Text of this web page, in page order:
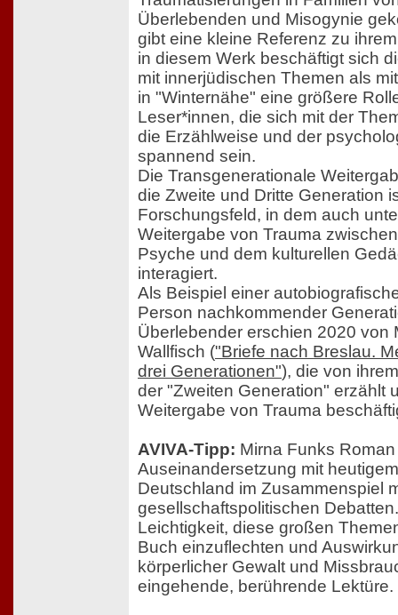
Überlebenden und Misogynie
gibt eine kleine Referenz zu
in diesem Werk beschäftigt sich
mit innerjüdischen Themen als
in "Winternähe" eine größere
Leser*innen, die sich mit der
die Erzählweise und der
spannend sein.
Die Transgenerationale
die Zweite und Dritte Generation
Forschungsfeld, in dem auch
Weitergabe von Trauma
Psyche und dem kulturellen
interagiert.
Als Beispiel einer
Person nachkommender
Überlebender erschien 2020 von
Wallfisch ("Briefe nach Breslau.
drei Generationen"), die von
der "Zweiten Generation" erzählt
Weitergabe von Trauma
AVIVA-Tipp: Mirna Funks
Auseinandersetzung mit
Deutschland im Zusammenspiel
gesellschaftspolitischen
Leichtigkeit, diese großen
Buch einzuflechten und
körperlicher Gewalt und
eingehende, berührende Lektüre.